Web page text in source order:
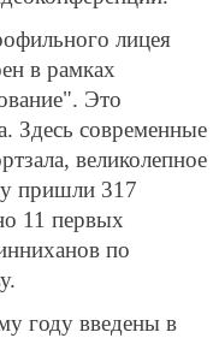
лицея
в рамках
Это
Здесь современные
великолепное
пришли 317
11 первых
по
году введены в